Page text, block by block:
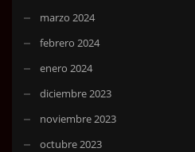
marzo 2024
febrero 2024
enero 2024
diciembre 2023
noviembre 2023
octubre 2023